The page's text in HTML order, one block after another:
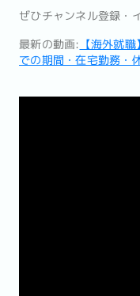
ぜひチャンネル登録・
最新の動画: 【海外就
での期間・在宅勤務・